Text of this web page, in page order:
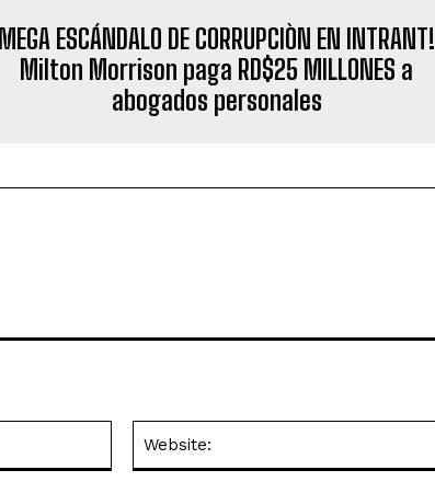
MEGA ESCÁNDALO DE CORRUPCIÒN EN INTRANT!
Milton Morrison paga RD$25 MILLONES a
abogados personales